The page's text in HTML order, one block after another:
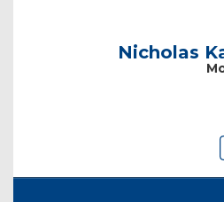
Nicholas